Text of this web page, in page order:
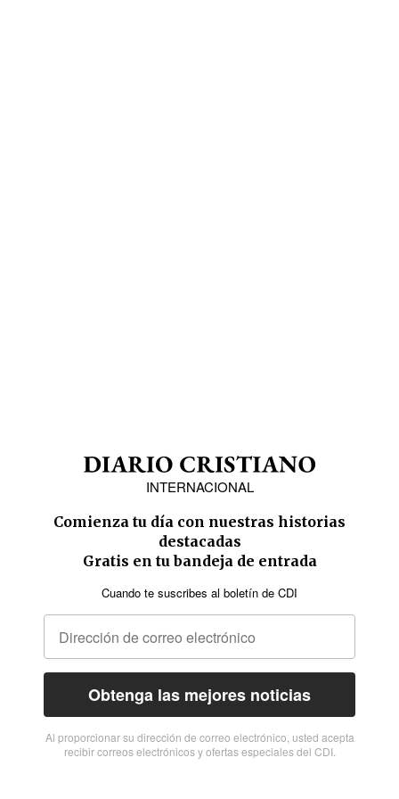
INTERNACIONAL
Comienza tu día con nuestras historias
destacadas
Gratis en tu bandeja de entrada
Cuando te suscribes al boletín de CDI
Obtenga las mejores noticias
Al proporcionar su dirección de correo electrónico, usted acepta
recibir correos electrónicos y ofertas especiales del CDI.